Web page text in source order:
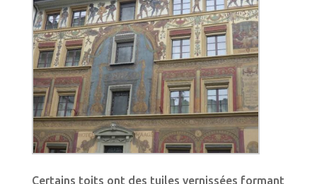
Certains toits ont des tuiles vernissées formant